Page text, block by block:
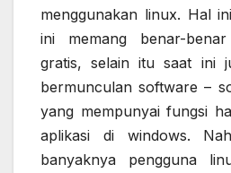
menggunakan linux. Hal
ini memang benar-
gratis, selain itu saat ini
bermunculan software –
yang mempunyai fungsi
aplikasi di windows.
banyaknya pengguna